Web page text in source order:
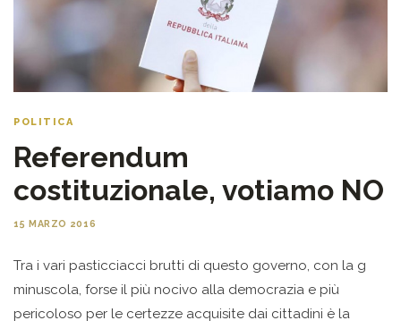
POLITICA
Referendum
costituzionale, votiamo NO
15 MARZO 2016
Tra i vari pasticciacci brutti di questo governo, con la g
minuscola, forse il più nocivo alla democrazia e più
pericoloso per le certezze acquisite dai cittadini è la